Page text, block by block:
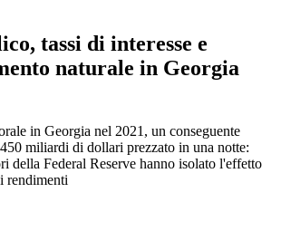
tassi di interesse e
naturale in Georgia
in Georgia nel 2021, un conseguente
miliardi di dollari prezzato in una notte:
della Federal Reserve hanno isolato l'effetto
rendimenti